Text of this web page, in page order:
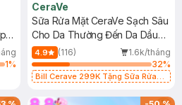
1%
CeraVe
Sữa Rửa Mặt CeraVe Sạch Sâu
Cho Da Thường Đến Da Dầu
473ml
4.9 (116)
1.6k/tháng
32%
Bill Cerave 299K Tặng Sữa Rửa